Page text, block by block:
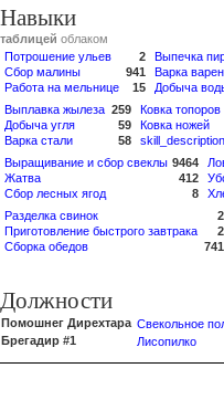
Навыки
таблицей облаком
Потрошение ульев
2
Сбор малины
941
Работа на мельнице
15
Выпечка
Варка
Добыча
Выплавка жылеза 259
Добыча угля
59
Варка стали
58
Ковка топоров
Ковка ножей
Выращивание и сбор свеклы 9464
Жатва
412
Сбор лесных ягод
8
Разделка свинок
2
Приготовление быстрого завтрака
2
Сборка обедов
741
Должности
Помошнег Дирехтара Свекольное
Брегадир #1
Лисопилко